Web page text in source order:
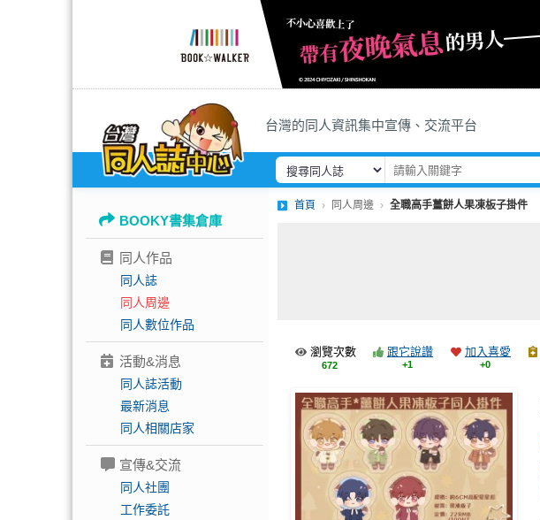
台灣的同人資訊集中宣傳、交流平台
BOOKY書集倉庫
同人作品
同人誌
同人周邊
同人數位作品
活動&消息
同人誌活動
最新消息
同人相關店家
宣傳&交流
同人社團
工作委託
首頁 同人周邊 全職高手薑餅人果凍板子掛件
瀏覽次數
672
跟它說讚
+1
加入喜愛
+0